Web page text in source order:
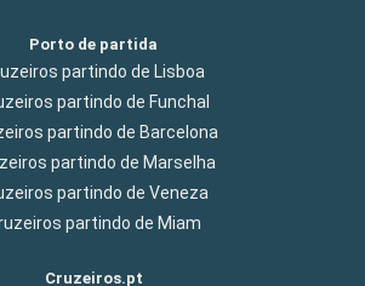
Porto de partida
partindo de Lisboa
partindo de Funchal
partindo de Barcelona
partindo de Marselha
partindo de Veneza
partindo de Miam
Cruzeiros.pt